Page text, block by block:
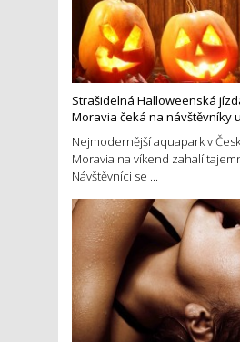
Strašidelná Halloweenská
Moravia čeká na návštěvníky
Nejmodernější aquapark v
Moravia na víkend zahalí
Návštěvníci se ...